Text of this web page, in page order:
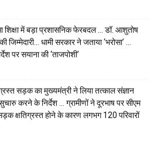
शिक्षा में बड़ा प्रशासनिक फेरबदल … डॉ. आशुतोष
जिम्मेदारी… धामी सरकार ने जताया ‘भरोसा’ …
पर सयाना की ‘ताजपोशी’
सड़क का मुख्यमंत्री ने लिया तत्काल संज्ञान
करने के निर्देश … ग्रामीणों ने दूरभाष पर सीएम
क्षतिग्रस्त होने के कारण लगभग 120 परिवारों